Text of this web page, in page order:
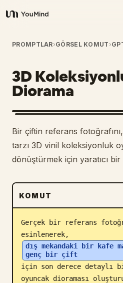
YouMind
Genel Bakış
Kullanım Senaryoları
Beceriler
İstemler
İndir
Blog
Güncellemeler
PROMPTLAR›GÖRSEL KOMUT ›
3D
Diorama
Bir çiftin referans
tarzı 3D vinil koleksiyonluk
dönüştürmek için yaratıcı
KOMUT
Gerçek bir referans
esinlenerek,
dış mekandaki bir kafe
genç bir çift
için son derece detaylı
oyuncak dioraması